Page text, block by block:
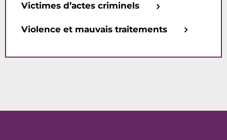
Victimes d’actes criminels
Violence et mauvais traitements